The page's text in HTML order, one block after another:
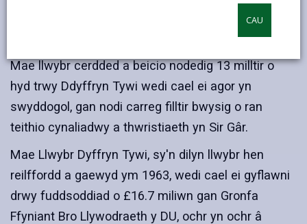
CAU
Mae llwybr cerdded a beicio nodedig 13 milltir o
hyd trwy Ddyffryn Tywi wedi cael ei agor yn
swyddogol, gan nodi carreg filltir bwysig o ran
teithio cynaliadwy a thwristiaeth yn Sir Gâr.
Mae Llwybr Dyffryn Tywi, sy'n dilyn llwybr hen
reilffordd a gaewyd ym 1963, wedi cael ei gyflawni
drwy fuddsoddiad o £16.7 miliwn gan Gronfa
Ffyniant Bro Llywodraeth y DU, ochr yn ochr â